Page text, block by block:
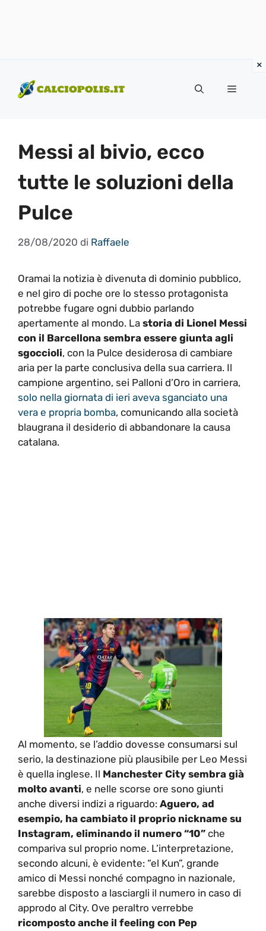
contenuto
Menu
Messi al bivio, ecco
tutte le soluzioni della
Pulce
28/08/2020 di Raffaele
Oramai la notizia è divenuta di dominio pubblico,
e nel giro di poche ore lo stesso protagonista
potrebbe fugare ogni dubbio parlando
apertamente al mondo. La storia di Lionel Messi
con il Barcellona sembra essere giunta agli
sgoccioli, con la Pulce desiderosa di cambiare
aria per la parte conclusiva della sua carriera. Il
campione argentino, sei Palloni d’Oro in carriera,
solo nella giornata di ieri aveva sganciato una
vera e propria bomba, comunicando alla società
blaugrana il desiderio di abbandonare la causa
catalana.
Al momento, se l’addio dovesse consumarsi sul
serio, la destinazione più plausibile per Leo Messi
è quella inglese. Il Manchester City sembra già
molto avanti, e nelle scorse ore sono giunti
anche diversi indizi a riguardo: Aguero, ad
esempio, ha cambiato il proprio nickname su
Instagram, eliminando il numero “10” che
compariva sul proprio nome. L’interpretazione,
secondo alcuni, è evidente: “el Kun”, grande
amico di Messi nonché compagno in nazionale,
sarebbe disposto a lasciargli il numero in caso di
approdo al City. Ove peraltro verrebbe
ricomposto anche il feeling con Pep